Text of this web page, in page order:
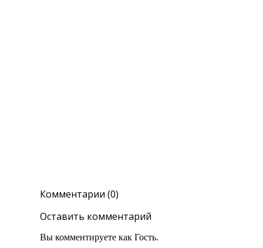
Комментарии (0)
Оставить комментарий
Вы комментируете как Гость.